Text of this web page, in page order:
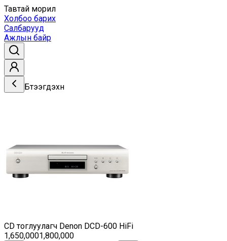
Тавтай морил
Холбоо барих
Салбарууд
Ажлын байр
Бүтээгдэхүүн
CD тоглуулагч Denon DCD-600 HiFi
1,650,0001,800,000